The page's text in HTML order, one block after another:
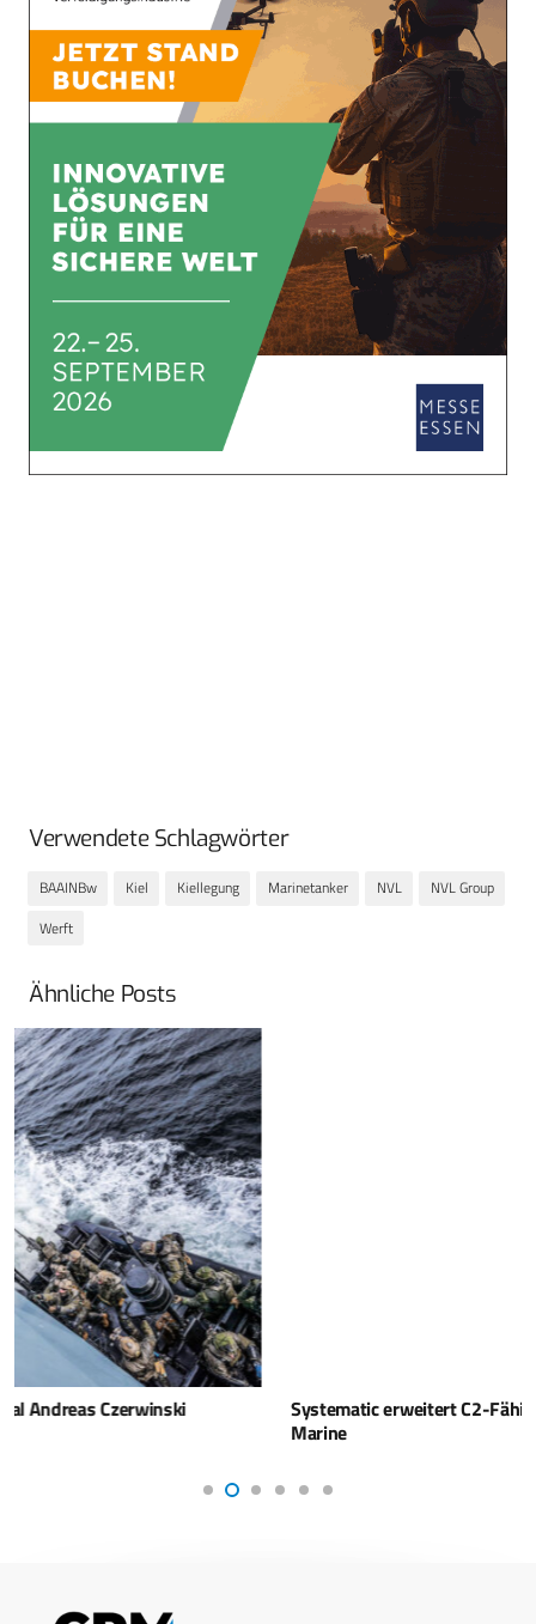
Verwendete Schlagwörter
BAAINBw Kiel Kiellegung Marinetanker NVL
NVL Group
Werft
Ähnliche Posts
Systematic erweitert C2-Fähigkeiten für die Deutsche